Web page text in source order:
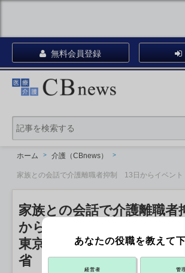
無料会員登録
ホーム 介護（CBnews）
家族との会話で介護離職者抑制 13日からイベント
家族との会話で介護離職
からイベント
東京・渋谷の戸建住宅を
省
あなたの役職を教えて
経営者 管